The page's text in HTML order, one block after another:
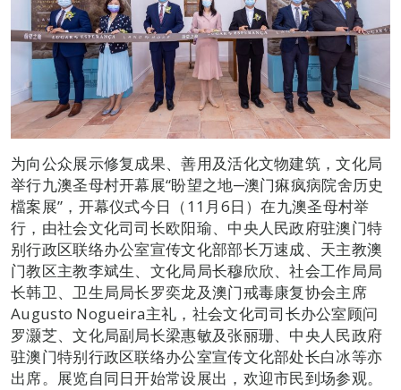
为向公众展示修复成果、善用及活化文物建筑，文化局
举行九澳圣母村开幕展“盼望之地─澳门痳疯病院舍历史
檔案展”，开幕仪式今日（11月6日）在九澳圣母村举
行，由社会文化司司长欧阳瑜、中央人民政府驻澳门特
别行政区联络办公室宣传文化部部长万速成、天主教澳
门教区主教李斌生、文化局局长穆欣欣、社会工作局局
长韩卫、卫生局局长罗奕龙及澳门戒毒康复协会主席
Augusto Nogueira主礼，社会文化司司长办公室顾问
罗灏芝、文化局副局长梁惠敏及张丽珊、中央人民政府
驻澳门特别行政区联络办公室宣传文化部处长白冰等亦
出席。展览自同日开始常设展出，欢迎市民到场参观。